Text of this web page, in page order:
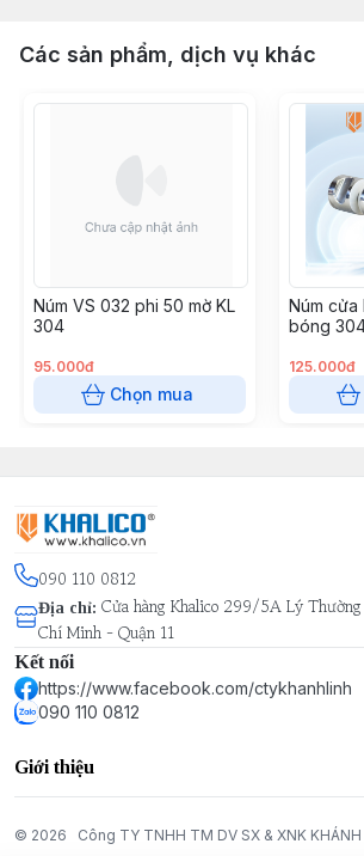
Các sản phẩm, dịch vụ khác
Núm VS 032 phi 50 mờ KL
304
95.000đ
Chọn mua
Núm cửa
bóng
125.000đ
090 110 0812
Địa chỉ: Cửa hàng Khalico 299/5A Lý
Chí Minh - Quận 11
Kết nối
https://www.facebook.com/ctykhanhlinh
090 110 0812
Giới thiệu
© 2026 Công TY TNHH TM DV SX & XNK KHÁNH